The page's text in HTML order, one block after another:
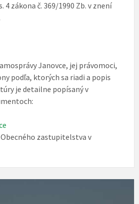
4 zákona č. 369/1990 Zb. v znení
Janovce, jej právomoci,
podľa, ktorých sa riadi a popis
je detailne popísaný v
zastupitelstva v